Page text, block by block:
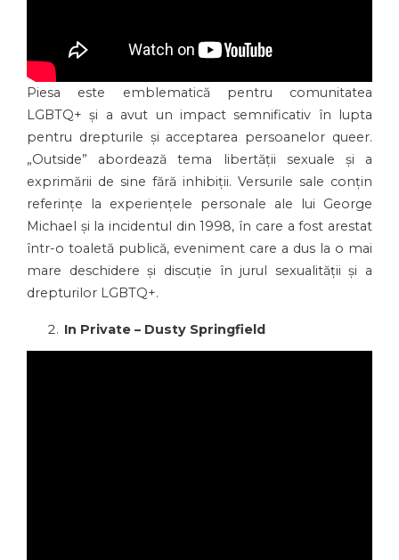
Piesa este emblematică pentru comunitatea
LGBTQ+ și a avut un impact semnificativ în lupta
pentru drepturile și acceptarea persoanelor queer.
„Outside” abordează tema libertății sexuale și a
exprimării de sine fără inhibiții. Versurile sale conțin
referințe la experiențele personale ale lui George
Michael și la incidentul din 1998, în care a fost arestat
într-o toaletă publică, eveniment care a dus la o mai
mare deschidere și discuție în jurul sexualității și a
drepturilor LGBTQ+.
In Private – Dusty Springfield